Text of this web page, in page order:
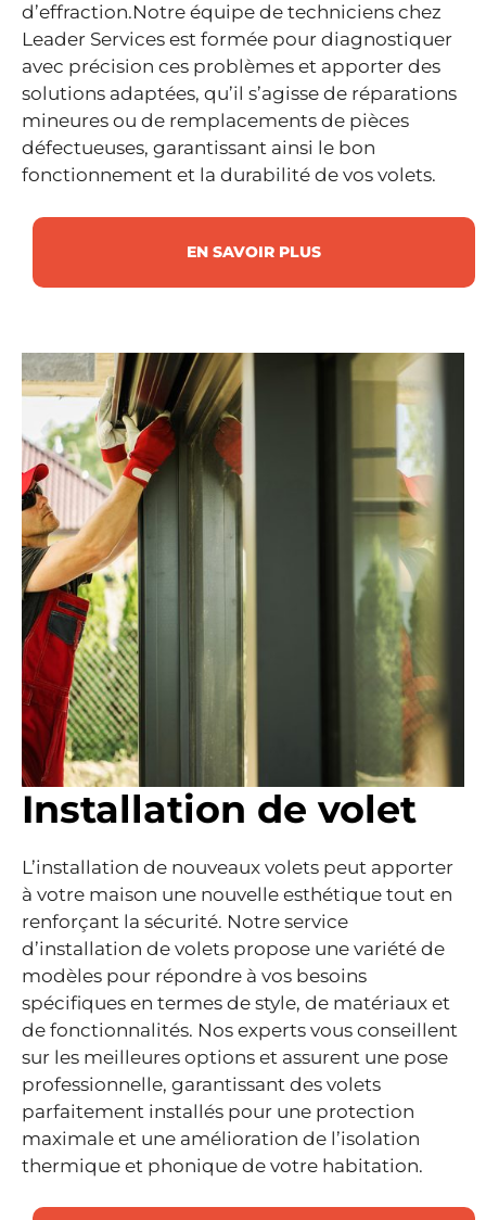
d’effraction.Notre équipe de techniciens chez
Leader Services est formée pour diagnostiquer
avec précision ces problèmes et apporter des
solutions adaptées, qu’il s’agisse de réparations
mineures ou de remplacements de pièces
défectueuses, garantissant ainsi le bon
fonctionnement et la durabilité de vos volets.
EN SAVOIR PLUS
Installation de volet
L’installation de nouveaux volets peut apporter
à votre maison une nouvelle esthétique tout en
renforçant la sécurité. Notre service
d’installation de volets propose une variété de
modèles pour répondre à vos besoins
spécifiques en termes de style, de matériaux et
de fonctionnalités. Nos experts vous conseillent
sur les meilleures options et assurent une pose
professionnelle, garantissant des volets
parfaitement installés pour une protection
maximale et une amélioration de l’isolation
thermique et phonique de votre habitation.